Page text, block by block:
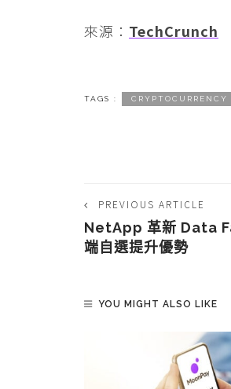
來源： TechCrunch
TAGS : CRYPTOCURRENCY
PREVIOUS ARTICLE
NetApp 革新 Data
端自選提升優勢
YOU MIGHT ALSO LIKE